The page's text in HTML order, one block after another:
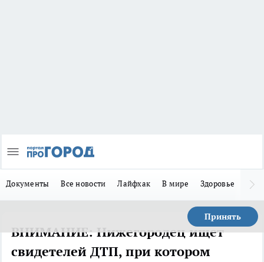
Документы Все новости Лайфхак В мире Здоровье
Принять
ВНИМАНИЕ: Нижегородец ищет
свидетелей ДТП, при котором